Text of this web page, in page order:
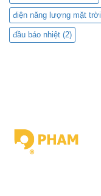
điện năng lượng mặt trời
đầu báo nhiệt (2)